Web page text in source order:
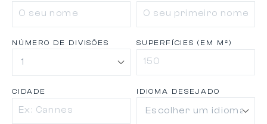
NÚMERO DE DIVISÕES SUPERFÍCIES (EM M²)
CIDADE IDIOMA DESEJADO